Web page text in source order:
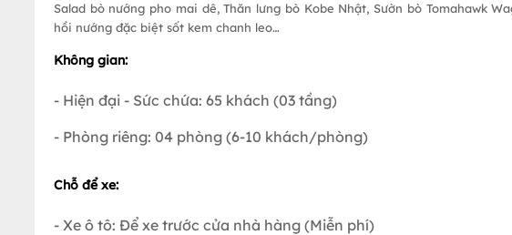
Salad bò nướng pho mai dê, Thăn lưng bò Kobe Nhật, Sườn bò Tomahawk
hồi nướng đặc biệt sốt kem chanh leo…
Không gian:
- Hiện đại - Sức chứa: 65 khách (03 tầng)
- Phòng riêng: 04 phòng (6-10 khách/phòng)
Chỗ để xe:
- Xe ô tô: Để xe trước cửa nhà hàng (Miễn phí)